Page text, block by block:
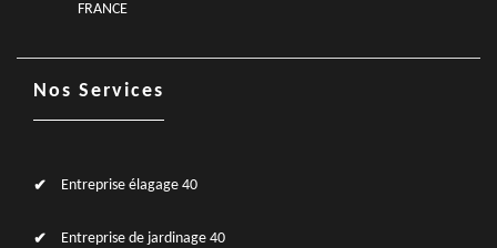
FRANCE
Nos Services
Entreprise élagage 40
Entreprise de jardinage 40